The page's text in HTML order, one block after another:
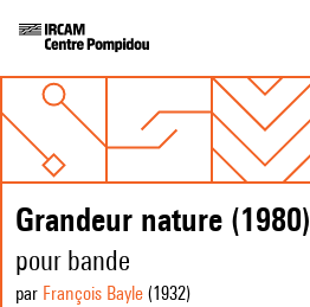
Grandeur nature (1980)
pour bande
par François Bayle (1932)